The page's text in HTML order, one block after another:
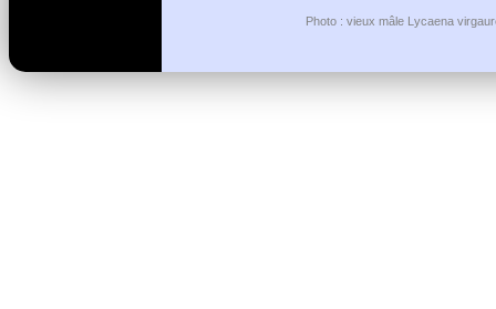
Photo : vieux mâle Lycaena